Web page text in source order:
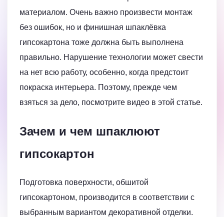
материалом. Очень важно произвести монтаж
без ошибок, но и финишная шпаклёвка
гипсокартона тоже должна быть выполнена
правильно. Нарушение технологии может свести
на нет всю работу, особенно, когда предстоит
покраска интерьера. Поэтому, прежде чем
взяться за дело, посмотрите видео в этой статье.
Зачем и чем шпаклюют
гипсокартон
Подготовка поверхности, обшитой
гипсокартоном, производится в соответствии с
выбранным вариантом декоративной отделки.